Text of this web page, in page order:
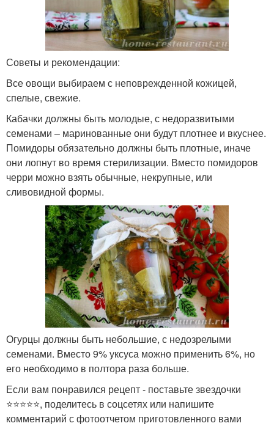
Советы и рекомендации:
Все овощи выбираем с неповрежденной кожицей,
спелые, свежие.
Кабачки должны быть молодые, с недоразвитыми
семенами – маринованные они будут плотнее и вкуснее.
Помидоры обязательно должны быть плотные, иначе
они лопнут во время стерилизации. Вместо помидоров
черри можно взять обычные, некрупные, или
сливовидной формы.
Огурцы должны быть небольшие, с недозрелыми
семенами. Вместо 9% уксуса можно применить 6%, но
его необходимо в полтора раза больше.
Если вам понравился рецепт - поставьте звездочки
⭐⭐⭐⭐⭐, поделитесь в соцсетях или напишите
комментарий с фотоотчетом приготовленного вами